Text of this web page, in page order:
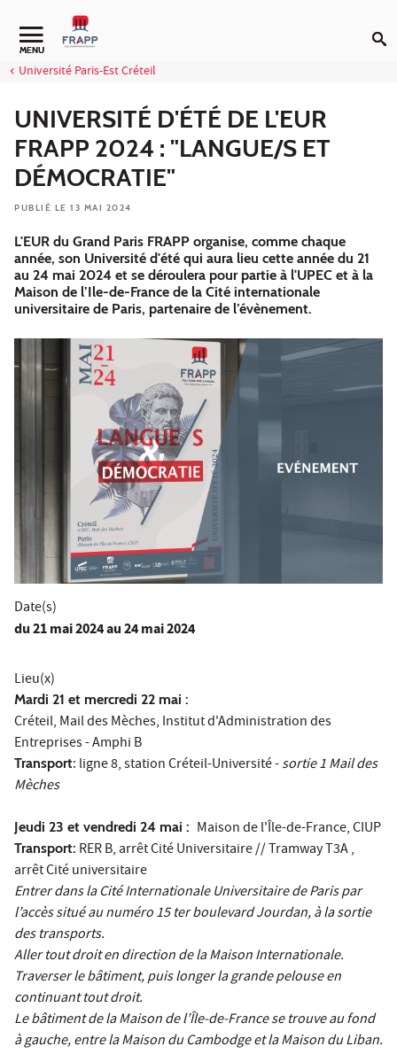
Aller au contenu
Navigation secondaire
MENU
Université Paris-Est Créteil
UNIVERSITÉ D'ÉTÉ DE L'EUR
FRAPP 2024 : "LANGUE/S ET
DÉMOCRATIE"
PUBLIÉ LE 13 MAI 2024
L'EUR du Grand Paris FRAPP organise, comme chaque
année, son Université d'été qui aura lieu cette année du 21
au 24 mai 2024 et se déroulera pour partie à l'UPEC et à la
Maison de l’Ile-de-France de la Cité internationale
universitaire de Paris, partenaire de l’évènement.
Date(s)
du21 mai 2024au 24 mai 2024
Lieu(x)
Mardi 21 et mercredi 22 mai :
Créteil, Mail des Mèches, Institut d'Administration des
Entreprises - Amphi B
Transport: ligne 8, station Créteil-Université -sortie 1 Mail des
Mèches
Jeudi 23 et vendredi 24 mai : Maison de l'Île-de-France, CIUP
Transport: RER B, arrêt Cité Universitaire // Tramway T3A ,
arrêt Cité universitaire
Entrer dans la Cité Internationale Universitaire de Paris par
l’accès situé au numéro 15 ter boulevard Jourdan, à la sortie
des transports.
Aller tout droit en direction de la Maison Internationale.
Traverser le bâtiment, puis longer la grande pelouse en
continuant tout droit.
Le bâtiment de la Maison de l’Île-de-France se trouve au fond
à gauche, entre la Maison du Cambodge et la Maison du Liban.